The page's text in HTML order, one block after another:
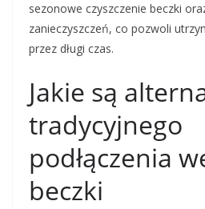
sezonowe czyszczenie beczki
zanieczyszczeń, co pozwoli
przez długi czas.
Jakie są
tradycyjnego
podłączenia
beczki